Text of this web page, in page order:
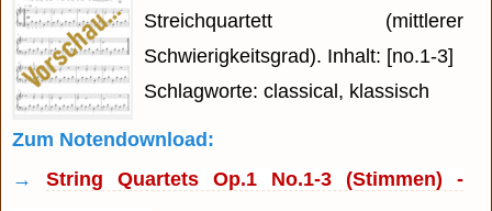
Streichquartett (mittlerer
Schwierigkeitsgrad). Inhalt: [no.1-3]
Schlagworte: classical, klassisch
Zum Notendownload:
→ String Quartets Op.1 No.1-3 (Stimmen) -